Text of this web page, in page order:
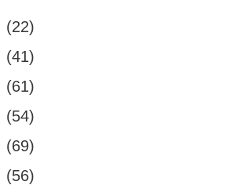
(22)
(41)
(61)
(54)
(69)
(56)